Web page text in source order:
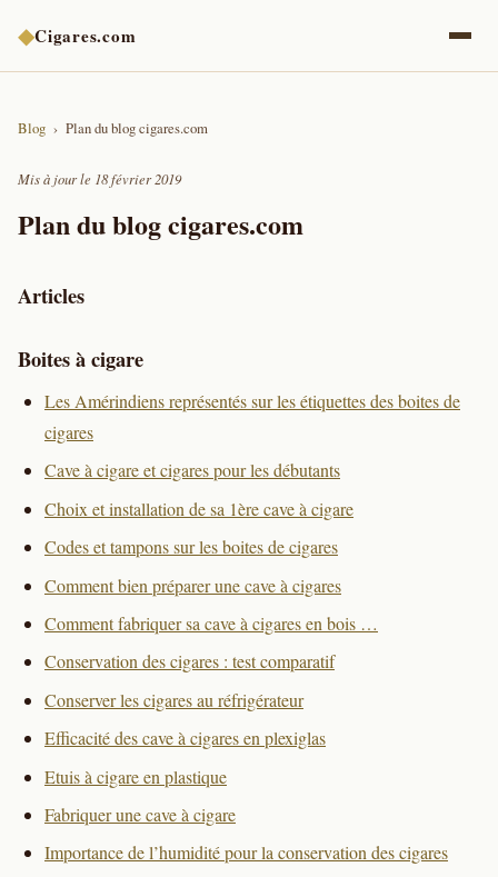
◆Cigares.com
Blog Plan du blog cigares.com
Mis à jour le 18 février 2019
Plan du blog cigares.com
Articles
Boites à cigare
Les Amérindiens représentés sur les étiquettes des boites de
cigares
Cave à cigare et cigares pour les débutants
Choix et installation de sa 1ère cave à cigare
Codes et tampons sur les boites de cigares
Comment bien préparer une cave à cigares
Comment fabriquer sa cave à cigares en bois …
Conservation des cigares : test comparatif
Conserver les cigares au réfrigérateur
Efficacité des cave à cigares en plexiglas
Etuis à cigare en plastique
Fabriquer une cave à cigare
Importance de l’humidité pour la conservation des cigares